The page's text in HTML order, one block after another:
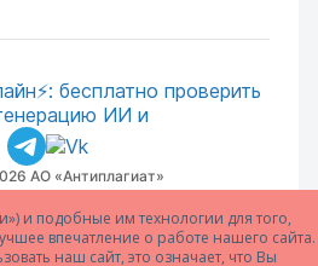
и подобные им технологии для того,
впечатление о работе нашего сайта.
наш сайт, это означает, что Вы
АО «Антиплагиат»